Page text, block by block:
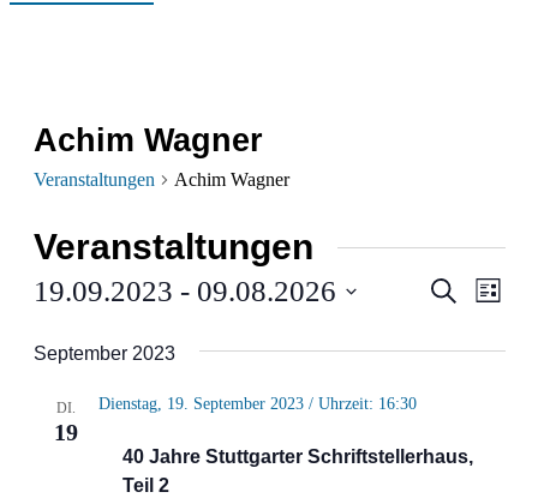
Achim Wagner
Veranstaltungen Achim Wagner
Veranstaltungen
SucheListe
19.09.2023 - 09.08.2026
wählen.
September 2023
DI.
19
40 Jahre Stuttgarter Schriftstellerhaus,
Teil 2
Dienstag, 19. September 2023 / Uhrzeit: 16:30